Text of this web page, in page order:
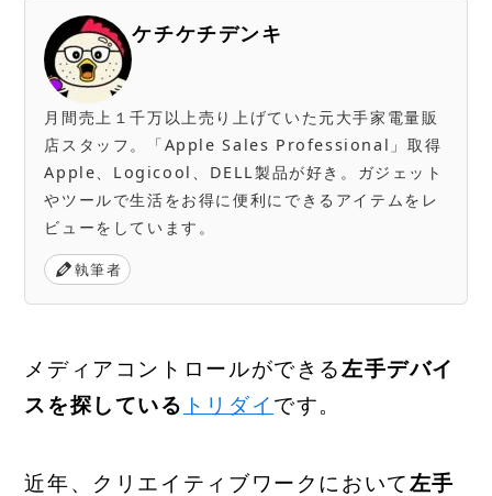
ケチケチデンキ
月間売上１千万以上売り上げていた元大手家電量販
店スタッフ。「Apple Sales Professional」取得
Apple、Logicool、DELL製品が好き。ガジェット
やツールで生活をお得に便利にできるアイテムをレ
ビューをしています。
執筆者
メディアコントロールができる左手デバイ
スを探している トリダイ です。
近年、クリエイティブワークにおいて左手